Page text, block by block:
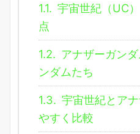
1.1. 宇宙世紀（UC
点
1.2. アナザーガン
ンダムたち
1.3. 宇宙世紀とア
やすく比較